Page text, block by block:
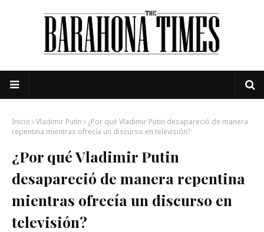
Inicio Vladimir Putin
¿Por qué Vladimir Putin desapareció de manera
repentina mientras ofrecía un discurso en televisión?
¿Por qué Vladimir Putin
desapareció de manera repentina
mientras ofrecía un discurso en
televisión?